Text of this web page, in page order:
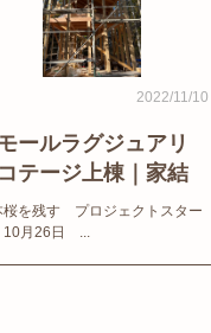
2022/11/10
ールラグジュアリ
テージ上棟｜家結
桜を残す プロジェクトスター
月26日 ...